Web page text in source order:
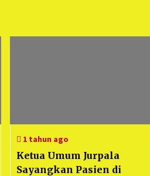
1 tahun ago
Ketua Umum Jurpala
Sayangkan Pasien di